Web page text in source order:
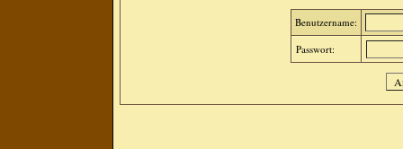
Benutzername:
Passwort: